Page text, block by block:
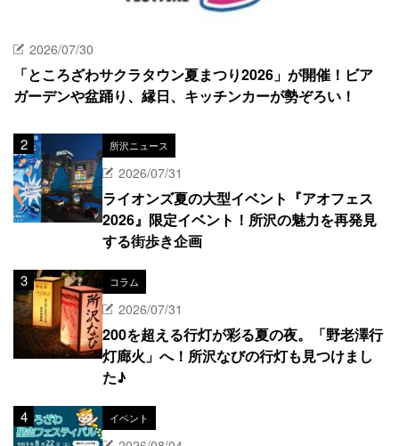
2026/07/30
「ところざわサクラタウン夏まつり2026」が開催！ビア
ガーデンや盆踊り、縁日、キッチンカーが勢ぞろい！
所沢ニュース
2026/07/31
ライオンズ夏の大型イベント『アオフェス
2026』限定イベント！所沢の魅力を再発見
する街歩き企画
コラム
2026/07/31
200を超える行灯が彩る夏の夜。「野老澤行
灯廊火」へ！所沢なびの行灯も見つけまし
た♪
イベント